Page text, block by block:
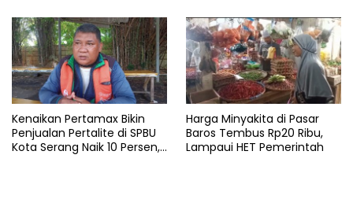
Kenaikan Pertamax Bikin
Penjualan Pertalite di SPBU
Kota Serang Naik 10 Persen,
Harga Minyakita di Pasar
Baros Tembus Rp20 Ribu,
Lampaui HET Pemerintah